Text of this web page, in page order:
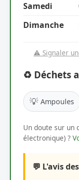
Samedi
Dimanche
⚠️ Signaler
♻️ Déchets
💡 Ampoules
Un doute sur un
électronique) ?
💬 L'avis